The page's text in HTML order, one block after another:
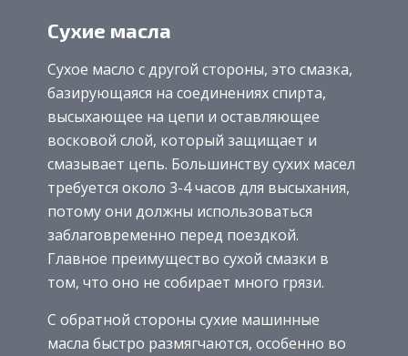
Сухие масла
Сухое масло с другой стороны, это смазка,
базирующаяся на соединениях спирта,
высыхающее на цепи и оставляющее
восковой слой, который защищает и
смазывает цепь. Большинству сухих масел
требуется около 3-4 часов для высыхания,
потому они должны использоваться
заблаговременно перед поездкой.
Главное преимущество сухой смазки в
том, что оно не собирает много грязи.
С обратной стороны сухие машинные
масла быстро размягчаются, особенно во